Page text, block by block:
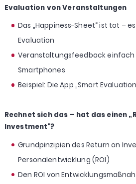
Evaluation von Veranstaltungen
Das „Happiness-Sheet“ ist tot –
Evaluation
Veranstaltungsfeedback
Smartphones
Beispiel: Die App „Smart
Rechnet sich das – hat das einen
Investment“?
Grundpinzipien des Return on
Personalentwicklung (ROI)
Den ROI von